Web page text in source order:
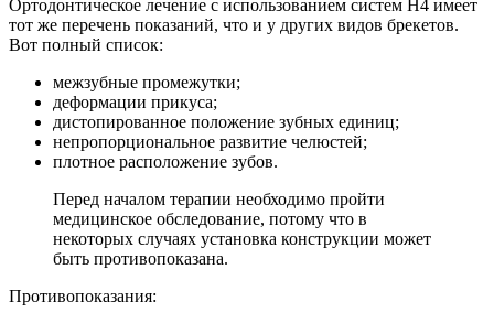
Ортодонтическое лечение с использованием систем H4 имеет
тот же перечень показаний, что и у других видов брекетов.
Вот полный список:
межзубные промежутки;
деформации прикуса;
дистопированное положение зубных единиц;
непропорциональное развитие челюстей;
плотное расположение зубов.
Перед началом терапии необходимо пройти
медицинское обследование, потому что в
некоторых случаях установка конструкции может
быть противопоказана.
Противопоказания: